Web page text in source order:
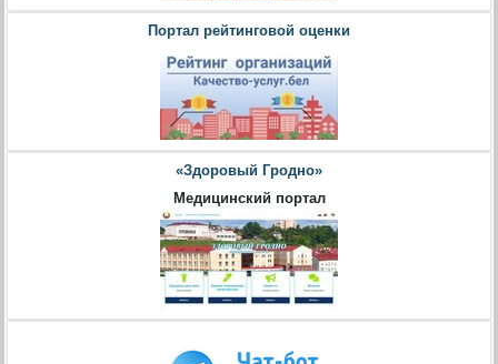
Портал рейтинговой оценки
«Здоровый Гродно»
Медицинский портал